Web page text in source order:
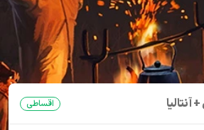
تور آنکارا
آنتالیا اقساطی